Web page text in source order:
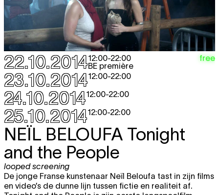
22.10.201412:00-22:00
BE première
23.10.201412:00-22:00
24.10.201412:00-22:00
25.10.201412:00-22:00
free
NEÏL BELOUFA Tonight
and the People
looped screening
De jonge Franse kunstenaar Neïl Beloufa tast in zijn films
en video’s de dunne lijn tussen fictie en realiteit af.